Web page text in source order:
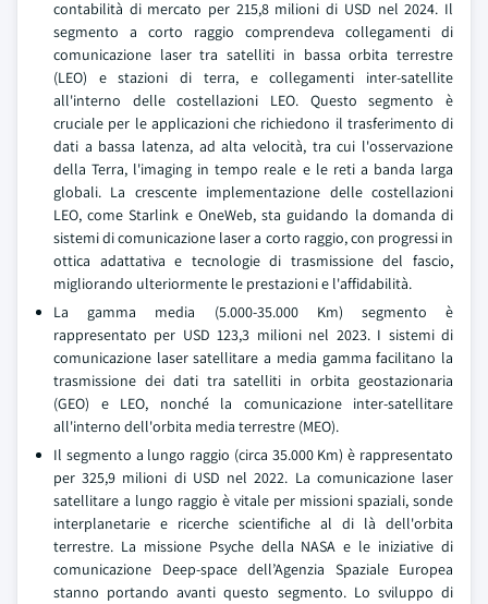
contabilità di mercato per 215,8 milioni di USD nel 2024. Il
segmento a corto raggio comprendeva collegamenti di
comunicazione laser tra satelliti in bassa orbita terrestre
(LEO) e stazioni di terra, e collegamenti inter-satellite
all'interno delle costellazioni LEO. Questo segmento è
cruciale per le applicazioni che richiedono il trasferimento di
dati a bassa latenza, ad alta velocità, tra cui l'osservazione
della Terra, l'imaging in tempo reale e le reti a banda larga
globali. La crescente implementazione delle costellazioni
LEO, come Starlink e OneWeb, sta guidando la domanda di
sistemi di comunicazione laser a corto raggio, con progressi in
ottica adattativa e tecnologie di trasmissione del fascio,
migliorando ulteriormente le prestazioni e l'affidabilità.
La gamma media (5.000-35.000 Km) segmento è
rappresentato per USD 123,3 milioni nel 2023. I sistemi di
comunicazione laser satellitare a media gamma facilitano la
trasmissione dei dati tra satelliti in orbita geostazionaria
(GEO) e LEO, nonché la comunicazione inter-satellitare
all'interno dell'orbita media terrestre (MEO).
Il segmento a lungo raggio (circa 35.000 Km) è rappresentato
per 325,9 milioni di USD nel 2022. La comunicazione laser
satellitare a lungo raggio è vitale per missioni spaziali, sonde
interplanetarie e ricerche scientifiche al di là dell'orbita
terrestre. La missione Psyche della NASA e le iniziative di
comunicazione Deep-space dell’Agenzia Spaziale Europea
stanno portando avanti questo segmento. Lo sviluppo di